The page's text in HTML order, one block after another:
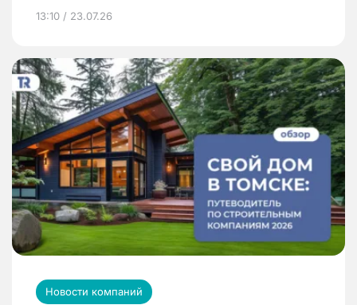
13:10 / 23.07.26
Новости компаний